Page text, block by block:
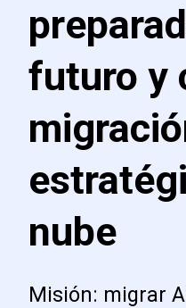
futuro y
nube
Misión: migrar